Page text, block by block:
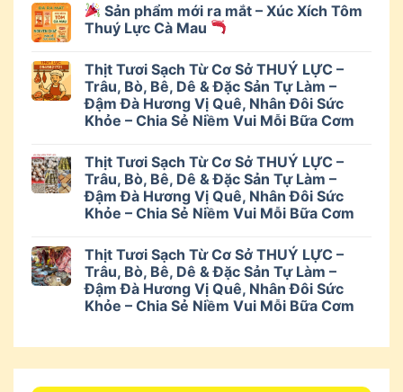
Sản phẩm mới ra mắt – Xúc Xích Tôm
Thuý Lực Cà Mau
Thịt Tươi Sạch Từ Cơ Sở THUÝ LỰC –
Trâu, Bò, Bê, Dê & Đặc Sản Tự Làm –
Đậm Đà Hương Vị Quê, Nhân Đôi Sức
Khỏe – Chia Sẻ Niềm Vui Mỗi Bữa Cơm
Thịt Tươi Sạch Từ Cơ Sở THUÝ LỰC –
Trâu, Bò, Bê, Dê & Đặc Sản Tự Làm –
Đậm Đà Hương Vị Quê, Nhân Đôi Sức
Khỏe – Chia Sẻ Niềm Vui Mỗi Bữa Cơm
Thịt Tươi Sạch Từ Cơ Sở THUÝ LỰC –
Trâu, Bò, Bê, Dê & Đặc Sản Tự Làm –
Đậm Đà Hương Vị Quê, Nhân Đôi Sức
Khỏe – Chia Sẻ Niềm Vui Mỗi Bữa Cơm